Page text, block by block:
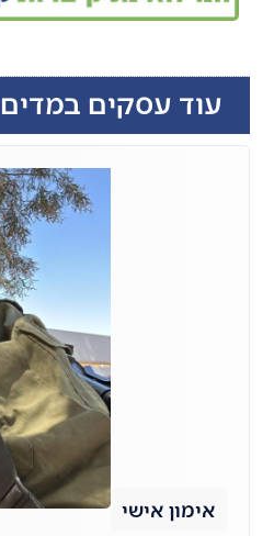
עוד עסקים במדים
אימון אישי